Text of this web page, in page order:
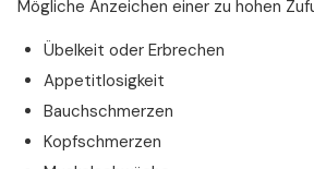
Mögliche Anzeichen einer zu hohen
Übelkeit oder Erbrechen
Appetitlosigkeit
Bauchschmerzen
Kopfschmerzen